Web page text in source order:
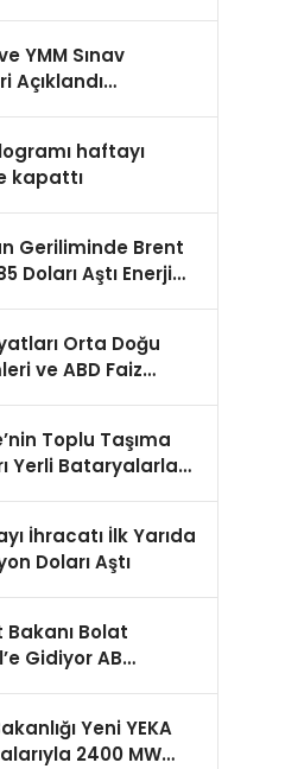
YMM Sınav
Açıklandı
haftayı
kapattı
Geriliminde Brent
Doları Aştı Enerji
Orta Doğu
ve ABD Faiz
Toplu Taşıma
Yerli Bataryalarla
İhracatı İlk Yarıda
Doları Aştı
Bolat
Gidiyor AB
Yeni YEKA
2400 MW